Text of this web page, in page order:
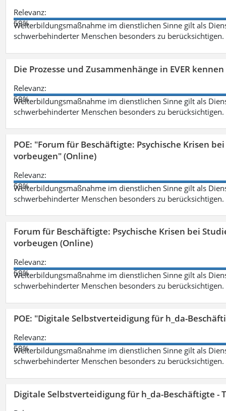
Relevanz:
59%
Weiterbildungsmaßnahme im dienstlichen Sinne gilt als
schwerbehinderter Menschen besonders zu berücksichtigen.
Die Prozesse und Zusammenhänge in EVER
Relevanz:
59%
Weiterbildungsmaßnahme im dienstlichen Sinne gilt als
schwerbehinderter Menschen besonders zu berücksichtigen.
POE: "Forum für Beschäftigte: Psychische Krisen
vorbeugen" (Online)
Relevanz:
59%
Weiterbildungsmaßnahme im dienstlichen Sinne gilt als
schwerbehinderter Menschen besonders zu berücksichtigen.
Forum für Beschäftigte: Psychische Krisen bei
vorbeugen (Online)
Relevanz:
59%
Weiterbildungsmaßnahme im dienstlichen Sinne gilt als
schwerbehinderter Menschen besonders zu berücksichtigen.
POE: "Digitale Selbstverteidigung für h_da-
Relevanz:
59%
Weiterbildungsmaßnahme im dienstlichen Sinne gilt als
schwerbehinderter Menschen besonders zu berücksichtigen.
Digitale Selbstverteidigung für h_da-Beschäftigte -